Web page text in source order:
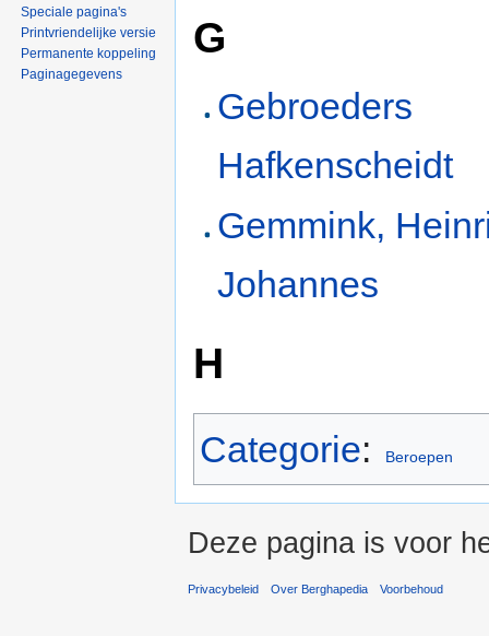
G
Gebroeders
Hafkenscheidt
Gemmink,
Johannes
H
Categorie: Beroepen
Speciale pagina's
Printvriendelijke versie
Permanente koppeling
Paginagegevens
Deze pagina is voor
Privacybeleid Over Berghapedia Voorbehoud